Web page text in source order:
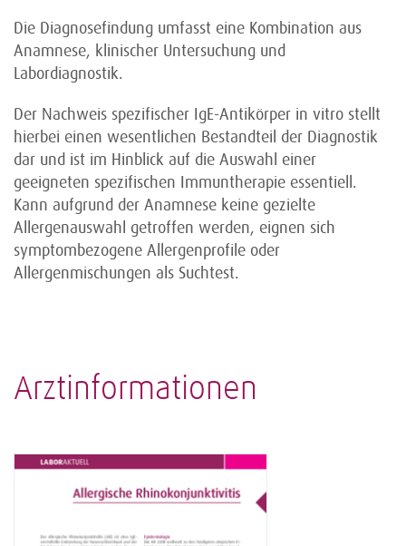
Die Diagnosefindung umfasst eine Kombination aus
Anamnese, klinischer Untersuchung und
Labordiagnostik.
Der Nachweis spezifischer IgE-Antikörper in vitro stellt
hierbei einen wesentlichen Bestandteil der Diagnostik
dar und ist im Hinblick auf die Auswahl einer
geeigneten spezifischen Immuntherapie essentiell.
Kann aufgrund der Anamnese keine gezielte
Allergenauswahl getroffen werden, eignen sich
symptombezogene Allergenprofile oder
Allergenmischungen als Suchtest.
Arztinformationen